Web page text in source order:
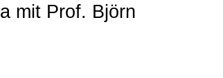
mit Prof. Björn